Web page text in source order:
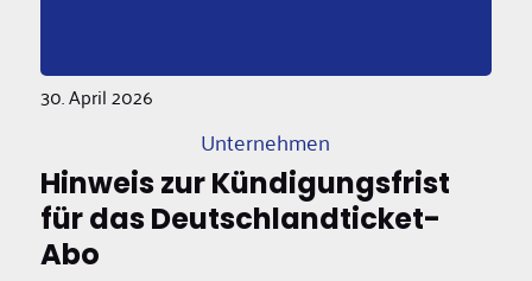
30. April 2026
Unternehmen
Hinweis zur Kündigungsfrist
für das Deutschlandticket-
Abo